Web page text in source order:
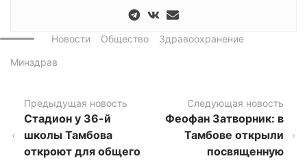
Новости Общество
Здравоохранение
Минздрав
Предыдущая новость
Стадион у 36-й
школы Тамбова
откроют для общего
Следующая новость
Феофан Затворник: в
Тамбове открыли
посвященную